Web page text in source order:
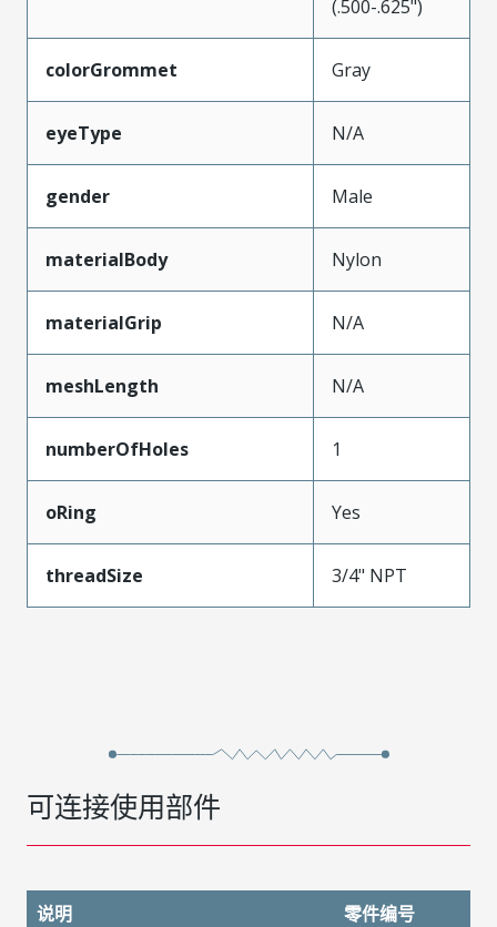
(.500-.625")
colorGrommet Gray
eyeType N/A
gender Male
materialBody Nylon
materialGrip N/A
meshLength N/A
numberOfHoles 1
oRing Yes
threadSize 3/4" NPT
可连接使用部件
说明
零件编号